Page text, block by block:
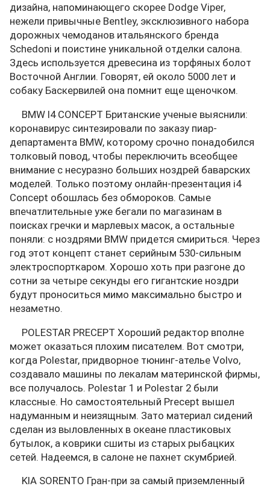
дизайна, напоминающего скорее Dodge Viper,
нежели привычные Bentley, эксклюзивного набора
дорожных чемоданов итальянского бренда
Schedoni и поистине уникальной отделки салона.
Здесь используется древесина из торфяных болот
Восточной Англии. Говорят, ей около 5000 лет и
собаку Баскервилей она помнит еще щеночком.
BMW I4 CONCEPT Британские ученые выяснили:
коронавирус синтезировали по заказу пиар-
департамента BMW, которому срочно понадобился
толковый повод, чтобы переключить всеобщее
внимание с несуразно больших ноздрей баварских
моделей. Только поэтому онлайн-презентация i4
Concept обошлась без обмороков. Самые
впечатлительные уже бегали по магазинам в
поисках гречки и марлевых масок, а остальные
поняли: с ноздрями BMW придется смириться. Через
год этот концепт станет серийным 530-сильным
электроспорткаром. Хорошо хоть при разгоне до
сотни за четыре секунды его гигантские ноздри
будут проноситься мимо максимально быстро и
незаметно.
POLESTAR PRECEPT Хороший редактор вполне
может оказаться плохим писателем. Вот смотри,
когда Polestar, придворное тюнинг-ателье Volvo,
создавало машины по лекалам материнской фирмы,
все получалось. Polestar 1 и Polestar 2 были
классные. Но самостоятельный Precept вышел
надуманным и неизящным. Зато материал сидений
сделан из выловленных в океане пластиковых
бутылок, а коврики сшиты из старых рыбацких
сетей. Надеемся, в салоне не пахнет скумбрией.
KIA SORENTO Гран-при за самый приземленный